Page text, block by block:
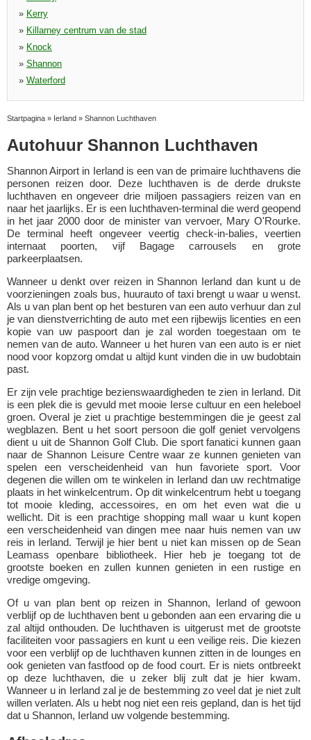
» Kerry
» Killarney centrum van de stad
» Knock
» Shannon
» Waterford
Startpagina » Ierland » Shannon Luchthaven
Autohuur Shannon Luchthaven
Shannon Airport in Ierland is een van de primaire luchthavens die
personen reizen door. Deze luchthaven is de derde drukste
luchthaven en ongeveer drie miljoen passagiers reizen van en
naar het jaarlijks. Er is een luchthaven-terminal die werd geopend
in het jaar 2000 door de minister van vervoer, Mary O'Rourke.
De terminal heeft ongeveer veertig check-in-balies, veertien
internaat poorten, vijf Bagage carrousels en grote
parkeerplaatsen.
Wanneer u denkt over reizen in Shannon Ierland dan kunt u de
voorzieningen zoals bus, huurauto of taxi brengt u waar u wenst.
Als u van plan bent op het besturen van een auto verhuur dan zul
je van dienstverrichting de auto met een rijbewijs licenties en een
kopie van uw paspoort dan je zal worden toegestaan om te
nemen van de auto. Wanneer u het huren van een auto is er niet
nood voor kopzorg omdat u altijd kunt vinden die in uw budobtain
past.
Er zijn vele prachtige bezienswaardigheden te zien in Ierland. Dit
is een plek die is gevuld met mooie Ierse cultuur en een heleboel
groen. Overal je ziet u prachtige bestemmingen die je geest zal
wegblazen. Bent u het soort persoon die golf geniet vervolgens
dient u uit de Shannon Golf Club. Die sport fanatici kunnen gaan
naar de Shannon Leisure Centre waar ze kunnen genieten van
spelen een verscheidenheid van hun favoriete sport. Voor
degenen die willen om te winkelen in Ierland dan uw rechtmatige
plaats in het winkelcentrum. Op dit winkelcentrum hebt u toegang
tot mooie kleding, accessoires, en om het even wat die u
wellicht. Dit is een prachtige shopping mall waar u kunt kopen
een verscheidenheid van dingen mee naar huis nemen van uw
reis in Ierland. Terwijl je hier bent u niet kan missen op de Sean
Leamass openbare bibliotheek. Hier heb je toegang tot de
grootste boeken en zullen kunnen genieten in een rustige en
vredige omgeving.
Of u van plan bent op reizen in Shannon, Ierland of gewoon
verblijf op de luchthaven bent u gebonden aan een ervaring die u
zal altijd onthouden. De luchthaven is uitgerust met de grootste
faciliteiten voor passagiers en kunt u een veilige reis. Die kiezen
voor een verblijf op de luchthaven kunnen zitten in de lounges en
ook genieten van fastfood op de food court. Er is niets ontbreekt
op deze luchthaven, die u zeker blij zult dat je hier kwam.
Wanneer u in Ierland zal je de bestemming zo veel dat je niet zult
willen verlaten. Als u hebt nog niet een reis gepland, dan is het tijd
dat u Shannon, Ierland uw volgende bestemming.